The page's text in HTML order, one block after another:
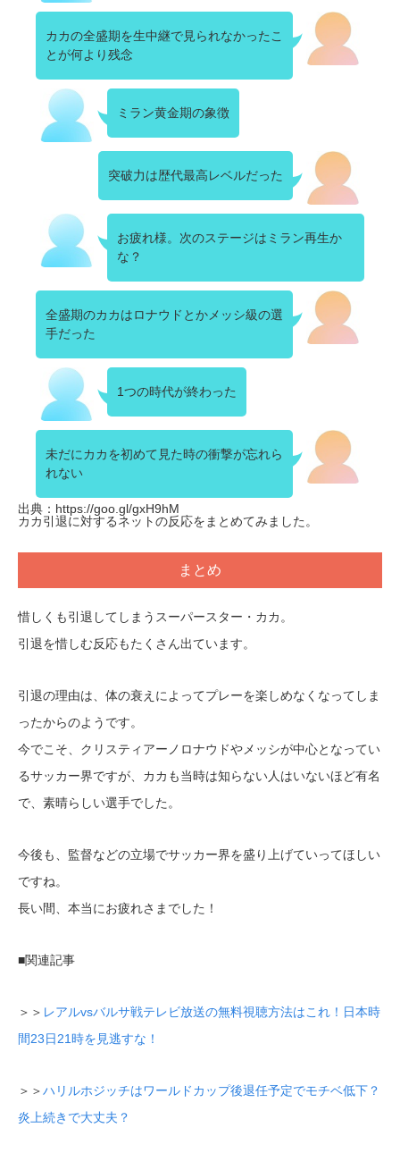
カカの全盛期を生中継で見られなかったこ
とが何より残念
ミラン黄金期の象徴
突破力は歴代最高レベルだった
お疲れ様。次のステージはミラン再生か
な？
全盛期のカカはロナウドとかメッシ級の選
手だった
1つの時代が終わった
未だにカカを初めて見た時の衝撃が忘れら
れない
出典：https://goo.gl/gxH9hM
カカ引退に対するネットの反応をまとめてみました。
まとめ
惜しくも引退してしまうスーパースター・カカ。
引退を惜しむ反応もたくさん出ています。
引退の理由は、体の衰えによってプレーを楽しめなくなってしま
ったからのようです。
今でこそ、クリスティアーノロナウドやメッシが中心となってい
るサッカー界ですが、カカも当時は知らない人はいないほど有名
で、素晴らしい選手でした。
今後も、監督などの立場でサッカー界を盛り上げていってほしい
ですね。
長い間、本当にお疲れさまでした！
■関連記事
＞＞ レアルvsバルサ戦テレビ放送の無料視聴方法はこれ！日本時
間23日21時を見逃すな！
＞＞ハリルホジッチはワールドカップ後退任予定でモチベ低下？
炎上続きで大丈夫？